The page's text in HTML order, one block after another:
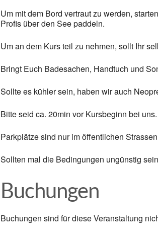
Um mit dem Bord vertraut zu werden,
Profis über den See paddeln.
Um an dem Kurs teil zu nehmen, sollt Ihr
Bringt Euch Badesachen, Handtuch und
Sollte es kühler sein, haben wir auch
Bitte seid ca. 20min vor Kursbeginn bei uns.
Parkplätze sind nur im öffentlichen
Sollten mal die Bedingungen ungünstig
Buchungen
Buchungen sind für diese Veranstaltung